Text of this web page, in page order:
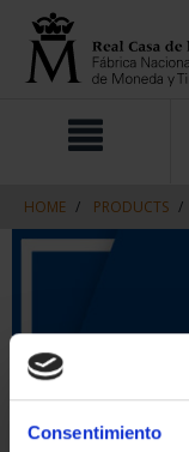
Consentimiento
navigation
HOME PRODUCTS